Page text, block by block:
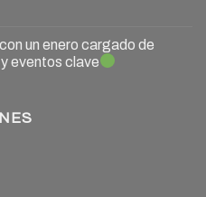
un enero cargado de
eventos clave